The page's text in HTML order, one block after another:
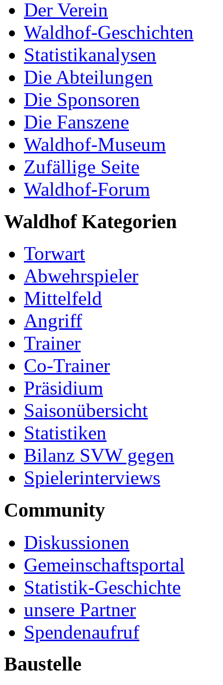
Der Verein
Waldhof-Geschichten
Statistikanalysen
Die Abteilungen
Die Sponsoren
Die Fanszene
Waldhof-Museum
Zufällige Seite
Waldhof-Forum
Waldhof Kategorien
Torwart
Abwehrspieler
Mittelfeld
Angriff
Trainer
Co-Trainer
Präsidium
Saisonübersicht
Statistiken
Bilanz SVW gegen
Spielerinterviews
Community
Diskussionen
Gemeinschaftsportal
Statistik-Geschichte
unsere Partner
Spendenaufruf
Baustelle